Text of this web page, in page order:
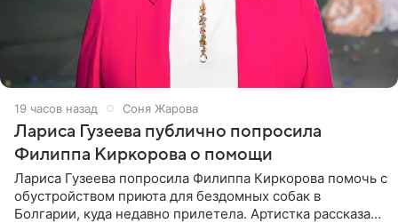
19 часов назад Соня Жарова
Лариса Гузеева публично попросила
Филиппа Киркорова о помощи
Лариса Гузеева попросила Филиппа Киркорова помочь с
обустройством приюта для бездомных собак в
Болгарии, куда недавно прилетела. Артистка рассказала